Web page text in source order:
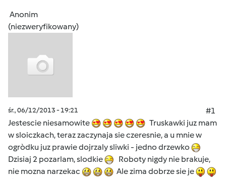
Anonim
(niezweryfikowany)
śr., 06/12/2013 - 19:21
#1
Jestescie niesamowite
Truskawki juz mam
w sloiczkach, teraz zaczynaja sie czeresnie, a u mnie w
ogròdku juz prawie dojrzaly sliwki - jedno drzewko
Dzisiaj 2 pozarlam, slodkie
Roboty nigdy nie brakuje,
nie mozna narzekac
Ale zima dobrze sie je